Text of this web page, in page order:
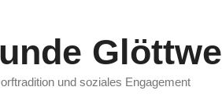
und soziales Engagement